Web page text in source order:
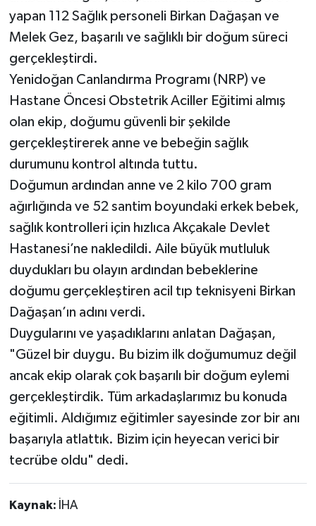
yapan 112 Sağlık personeli Birkan Dağaşan ve
Melek Gez, başarılı ve sağlıklı bir doğum süreci
gerçekleştirdi.
Yenidoğan Canlandırma Programı (NRP) ve
Hastane Öncesi Obstetrik Aciller Eğitimi almış
olan ekip, doğumu güvenli bir şekilde
gerçekleştirerek anne ve bebeğin sağlık
durumunu kontrol altında tuttu.
Doğumun ardından anne ve 2 kilo 700 gram
ağırlığında ve 52 santim boyundaki erkek bebek,
sağlık kontrolleri için hızlıca Akçakale Devlet
Hastanesi’ne nakledildi. Aile büyük mutluluk
duydukları bu olayın ardından bebeklerine
doğumu gerçekleştiren acil tıp teknisyeni Birkan
Dağaşan’ın adını verdi.
Duygularını ve yaşadıklarını anlatan Dağaşan,
"Güzel bir duygu. Bu bizim ilk doğumumuz değil
ancak ekip olarak çok başarılı bir doğum eylemi
gerçekleştirdik. Tüm arkadaşlarımız bu konuda
eğitimli. Aldığımız eğitimler sayesinde zor bir anı
başarıyla atlattık. Bizim için heyecan verici bir
tecrübe oldu" dedi.
Kaynak: İHA